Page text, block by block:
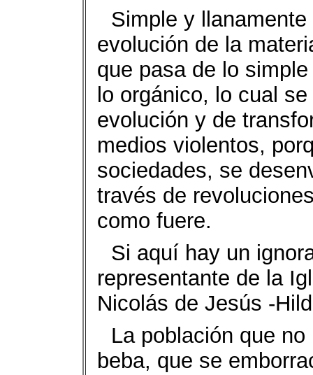
Simple y
evolución de la
que pasa de lo
lo orgánico, lo cual
evolución y de
medios violentos,
sociedades, se
través de
como fuere.
Si aquí hay un
representante de la
Nicolás de Jesús -
La población que
beba, que se